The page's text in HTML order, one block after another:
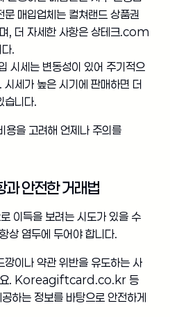
문 매입업체는 컬쳐랜드 상품권
, 더 자세한 사항은 상테크.com
.
시세는 변동성이 있어 주기적으
시세가 높은 시기에 판매하면 더
습니다.
용을 고려해 언제나 주의를
과 안전한 거래법
이득을 보려는 시도가 있을 수
상 염두에 두어야 합니다.
깡이나 약관 위반을 유도하는 사
요. Koreagiftcard.co.kr 등
하는 정보를 바탕으로 안전하게